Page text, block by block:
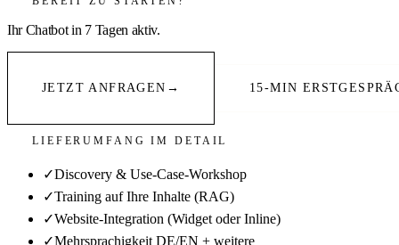
Ihr Chatbot in 7 Tagen aktiv.
JETZT ANFRAGEN 15-MIN
LIEFERUMFANG IM DETAIL
✓Discovery & Use-Case-Workshop
✓Training auf Ihre Inhalte (RAG)
✓Website-Integration (Widget oder Inline)
✓Mehrsprachigkeit DE/EN + weitere